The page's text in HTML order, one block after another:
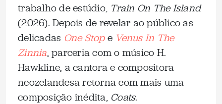
trabalho de estúdio, Train On The Island
(2026). Depois de revelar ao público as
delicadas One Stope Venus In The
Zinnia, parceria com o músico H.
Hawkline, a cantora e compositora
neozelandesa retorna com mais uma
composição inédita, Coats.